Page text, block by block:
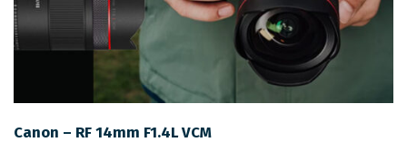
Canon – RF 14mm F1.4L VCM